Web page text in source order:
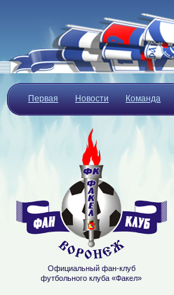
Первая Новости Команда
Официальный фан-клуб
футбольного клуба «Факел»